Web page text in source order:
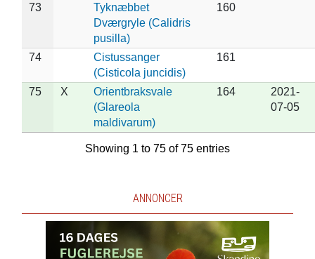
73
Tyknæbbet
Dværgryle (Calidris
pusilla)
160
74
Cistussanger
(Cisticola juncidis)
161
75 X
Orientbraksvale
(Glareola
maldivarum)
164
2021-
07-05
Showing 1 to 75 of 75 entries
ANNONCER